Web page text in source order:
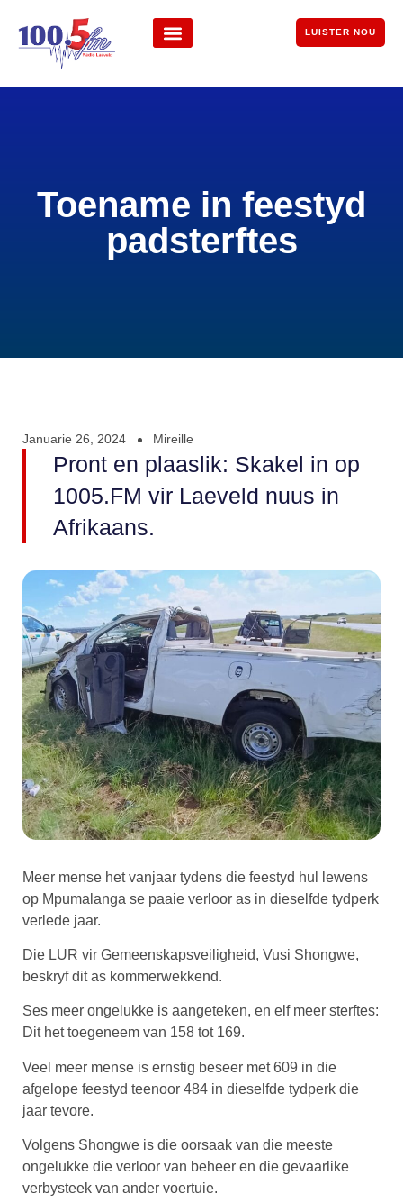
LUISTER NOU
Toename in feestyd
padsterftes
Januarie 26, 2024 Mireille
Pront en plaaslik: Skakel in op
1005.FM vir Laeveld nuus in
Afrikaans.
Meer mense het vanjaar tydens die feestyd hul lewens
op Mpumalanga se paaie verloor as in dieselfde tydperk
verlede jaar.
Die LUR vir Gemeenskapsveiligheid, Vusi Shongwe,
beskryf dit as kommerwekkend.
Ses meer ongelukke is aangeteken, en elf meer sterftes:
Dit het toegeneem van 158 tot 169.
Veel meer mense is ernstig beseer met 609 in die
afgelope feestyd teenoor 484 in dieselfde tydperk die
jaar tevore.
Volgens Shongwe is die oorsaak van die meeste
ongelukke die verloor van beheer en die gevaarlike
verbysteek van ander voertuie.